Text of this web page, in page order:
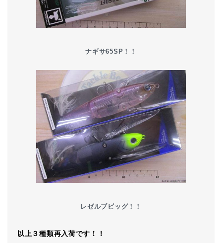
ナギサ65SP！！
レゼルブビッグ！！
以上３種類再入荷です！！